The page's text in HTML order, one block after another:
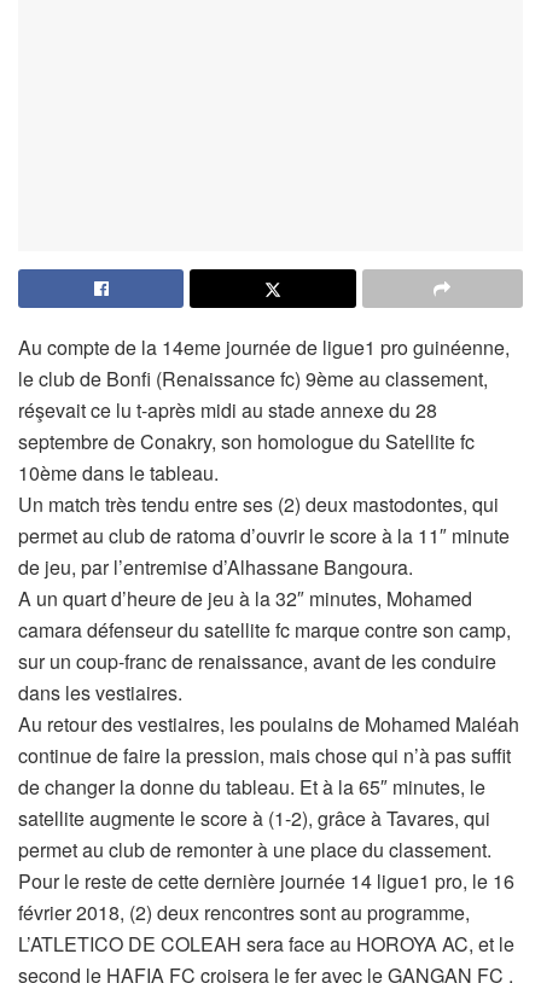
Au compte de la 14eme journée de ligue1 pro guinéenne,
le club de Bonfi (Renaissance fc) 9ème au classement,
réşevait ce lu t-après midi au stade annexe du 28
septembre de Conakry, son homologue du Satellite fc
10ème dans le tableau.
Un match très tendu entre ses (2) deux mastodontes, qui
permet au club de ratoma d’ouvrir le score à la 11″ minute
de jeu, par l’entremise d’Alhassane Bangoura.
A un quart d’heure de jeu à la 32″ minutes, Mohamed
camara défenseur du satellite fc marque contre son camp,
sur un coup-franc de renaissance, avant de les conduire
dans les vestiaires.
Au retour des vestiaires, les poulains de Mohamed Maléah
continue de faire la pression, mais chose qui n’à pas suffit
de changer la donne du tableau. Et à la 65″ minutes, le
satellite augmente le score à (1-2), grâce à Tavares, qui
permet au club de remonter à une place du classement.
Pour le reste de cette dernière journée 14 ligue1 pro, le 16
février 2018, (2) deux rencontres sont au programme,
L’ATLETICO DE COLEAH sera face au HOROYA AC, et le
second le HAFIA FC croisera le fer avec le GANGAN FC .